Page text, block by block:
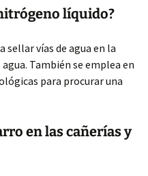
líquido?
sellar vías de agua en la
También se emplea en
para procurar una
en las cañerías y